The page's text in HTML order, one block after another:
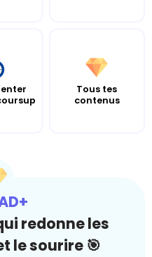
Tous tes
contenus
redonne les
le sourire 🎯